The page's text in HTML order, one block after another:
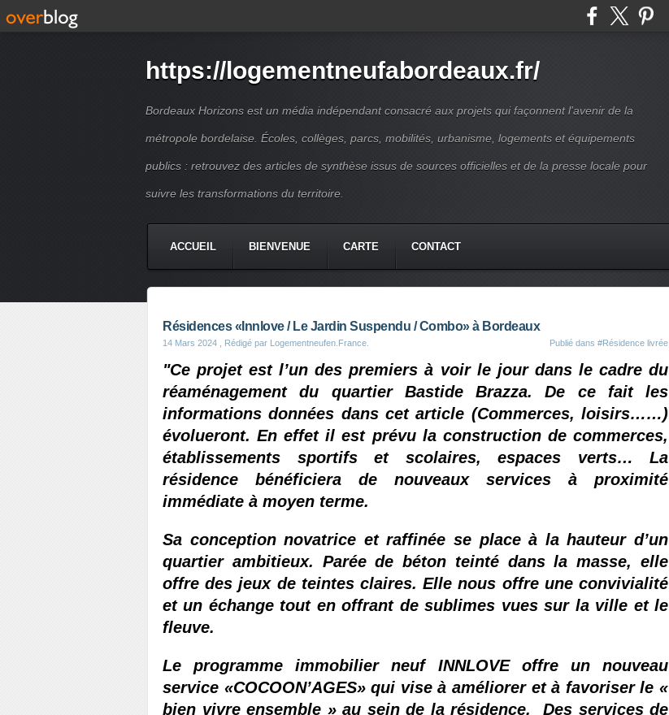
https://logementneufabordeaux.fr/
Bordeaux Horizons est un média indépendant consacré aux projets qui façonnent l'avenir de la
métropole bordelaise. Écoles, collèges, parcs, mobilités, urbanisme, logements et équipements
publics : retrouvez des articles de synthèse issus de sources officielles et de la presse locale pour
suivre les transformations du territoire.
ACCUEIL BIENVENUE CARTE CONTACT
Résidences «Innlove / Le Jardin Suspendu / Combo» à Bordeaux
14 Mars 2024 , Rédigé par Logementneufen.France. Publié dans #Résidence livrée
"Ce projet est l’un des premiers à voir le jour dans le cadre du
réaménagement du quartier Bastide Brazza. De ce fait les
informations données dans cet article (Commerces, loisirs……)
évolueront. En effet il est prévu la construction de commerces,
établissements sportifs et scolaires, espaces verts… La
résidence bénéficiera de nouveaux services à proximité
immédiate à moyen terme.
Sa conception novatrice et raffinée se place à la hauteur d’un
quartier ambitieux. Parée de béton teinté dans la masse, elle
offre des jeux de teintes claires. Elle nous offre une convivialité
et un échange tout en offrant de sublimes vues sur la ville et le
fleuve.
Le programme immobilier neuf INNLOVE offre un nouveau
service «COCOON’AGES» qui vise à améliorer et à favoriser le «
bien vivre ensemble » au sein de la résidence.  Des services de